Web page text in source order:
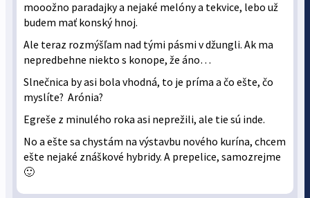
mooožno paradajky a nejaké melóny a tekvice, lebo už
budem mať konský hnoj.
Ale teraz rozmýšľam nad tými pásmi v džungli. Ak ma
nepredbehne niekto s konope, že áno…
Slnečnica by asi bola vhodná, to je príma a čo ešte, čo
myslíte? Arónia?
Egreše z minulého roka asi neprežili, ale tie sú inde.
No a ešte sa chystám na výstavbu nového kurína, chcem
ešte nejaké znáškové hybridy. A prepelice, samozrejme
🙂